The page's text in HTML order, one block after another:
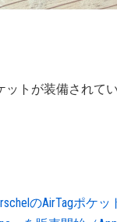
トが装備されてい
のAirTagポケ